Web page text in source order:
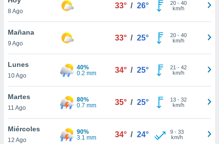
y
en
más
de
8 Ago
33° / 26° 20- 40
km/h
Mañana
9 Ago
33° / 25° 20- 40
km/h
Lunes
10 Ago
40%
0.2 mm
34° / 25° 21 - 42
km/h
Martes
11 Ago
80%
0.7 mm
35° / 25° 13- 32
km/h
Miércoles
12 Ago
90%
3.1 mm
34° / 24° 9- 33
km/h